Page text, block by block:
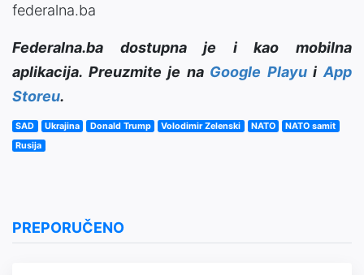
federalna.ba
Federalna.ba dostupna je i kao mobilna
aplikacija. Preuzmite je na Google PlayuiApp
Storeu.
SAD Ukrajina Donald Trump Volodimir Zelenski NATO
NATO samit
Rusija
PREPORUČENO